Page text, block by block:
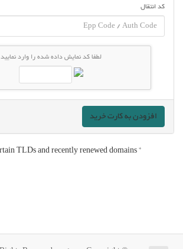
کد انتقال
لطفا کد نمایش داده شده را وارد نمایید
افزودن به کارت خرید
* Excludes certain TLDs and recently renewed domains